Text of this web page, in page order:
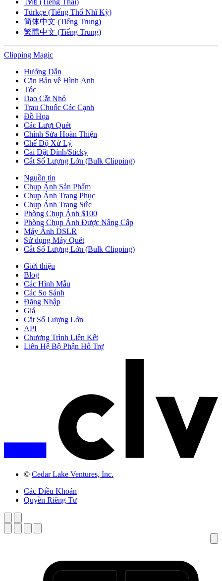
ไทย (Tiếng Thái)
Türkçe (Tiếng Thổ Nhĩ Kỳ)
简体中文 (Tiếng Trung)
繁體中文 (Tiếng Trung)
Clipping Magic
Hướng Dẫn
Căn Bản về Hình Ảnh
Tóc
Dao Cắt Nhỏ
Trau Chuốc Các Cạnh
Đồ Họa
Các Lượt Quét
Chỉnh Sửa Hoàn Thiện
Chế Độ Xử Lý
Cài Đặt Dính/Sticky
Cắt Số Lượng Lớn (Bulk Clipping)
Nguồn tin
Chụp Ảnh Sản Phẩm
Chụp Ảnh Trang Phục
Chụp Ảnh Trang Sức
Phòng Chụp Ảnh $100
Phòng Chụp Ảnh Được Nâng Cấp
Máy Ảnh DSLR
Sử dụng Máy Quét
Cắt Số Lượng Lớn (Bulk Clipping)
Giới thiệu
Blog
Các Hình Mẫu
Các So Sánh
Đăng Nhập
Giá
Cắt Số Lượng Lớn
API
Chương Trình Liên Kết
Liên Hệ Bộ Phận Hỗ Trợ
© Cedar Lake Ventures, Inc.
Các Điều Khoản
Quyền Riêng Tư